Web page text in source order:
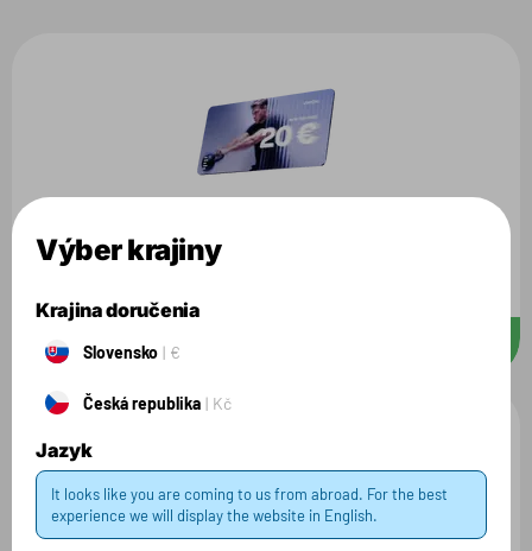
Dárkový poukaz
20 Kč ks
Výber krajiny
Krajina doručenia
Slovensko €
Česká republika Kč
Jazyk
It looks like you are coming to us from abroad. For the best
experience we will display the website in English.